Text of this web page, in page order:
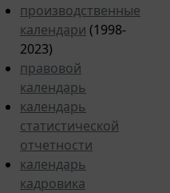
производственные
календари (1998-
2023)
правовой
календарь
календарь
статистической
отчетности
календарь
кадровика